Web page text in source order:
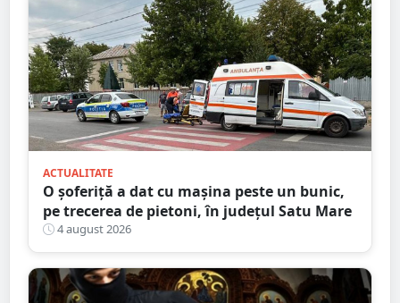
ACTUALITATE
O șoferiță a dat cu mașina peste un bunic,
pe trecerea de pietoni, în județul Satu Mare
4 august 2026